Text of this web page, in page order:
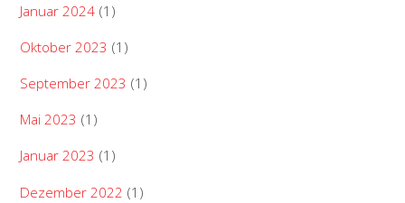
Januar 2024 (1)
Oktober 2023 (1)
September 2023 (1)
Mai 2023 (1)
Januar 2023 (1)
Dezember 2022 (1)